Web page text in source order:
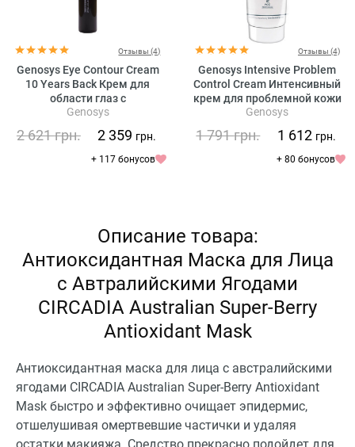
Отзывы (4)
Genosys Eye Contour Cream
10 Years Back Крем для
области глаз с
растительными стволовыми
Genosys
2 621грн. 2 359 грн.
+ 117 бонусов
Отзывы (4)
Genosys Intensive Problem
Control Cream Интенсивный
крем для проблемной кожи
Genosys
1 791грн. 1 612 грн.
+ 80 бонусов
Описание товара:
Антиоксидантная Маска для Лица
с Автралийскими Ягодами
CIRCADIA Australian Super-Berry
Antioxidant Mask
Антиоксидантная маска для лица с австралийскими
ягодами CIRCADIA Australian Super-Berry Antioxidant
Mask быстро и эффективно очищает эпидермис,
отшелушивая омертвевшие частички и удаляя